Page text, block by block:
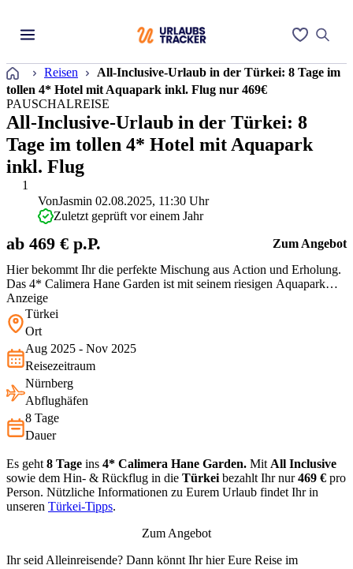
Startseite
Reisen
All-Inclusive-Urlaub in der Türkei: 8 Tage im
tollen 4* Hotel mit Aquapark inkl. Flug nur 469€
1
PAUSCHALREISE
All-Inclusive-Urlaub in der Türkei: 8
Tage im tollen 4* Hotel mit Aquapark
inkl. Flug
Hier bekommt Ihr die perfekte Mischung aus Action und Erholung.
Das 4* Calimera Hane Garden ist mit seinem riesigen Aquapark
und der lebhaften Animation ein Garant für Spaß, besonders für
Familien. Dass Flug und All Inclusive zu diesem Preis ein so
unkompliziertes Gesamtpaket bilden, ist wirklich top. Der Strand ist
VonJasmin 02.08.2025, 11:30 Uhr
Zuletzt geprüft vor einem Jahr
ab 469 € p.P. Zum Angebot
Anzeige
Türkei
Ort
Aug 2025 - Nov 2025
Reisezeitraum
Nürnberg
Abflughäfen
8 Tage
Dauer
Es geht 8 Tage ins 4* Calimera Hane Garden. Mit All Inclusive
sowie dem Hin- & Rückflug in die Türkei bezahlt Ihr nur469 € pro
Person. Nützliche Informationen zu Eurem Urlaub findet Ihr in
unseren Türkei-Tipps.
Zum Angebot
Ihr seid Alleinreisende? Dann könnt Ihr hier Eure Reise im